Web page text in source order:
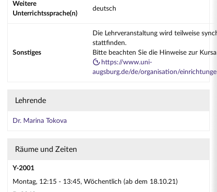
Weitere
Unterrichtssprache(n)
deutsch
Sonstiges
Die Lehrveranstaltung wird teilweise
stattfinden.
Bitte beachten Sie die Hinweise zur
https://www.uni-
augsburg.de/de/organisation/
Lehrende
Dr. Marina Tokova
Räume und Zeiten
Y-2001
Montag, 12:15 - 13:45, Wöchentlich (ab dem 18.10.21)